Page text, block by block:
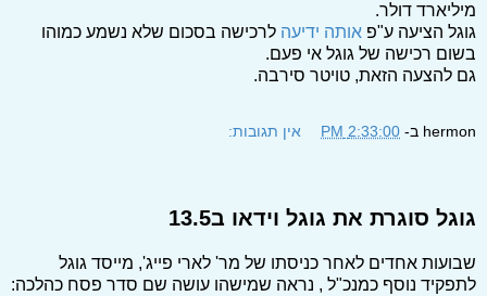
מיליארד דולר.
גוגל הציעה ע"פ אותה ידיעה לרכישה בסכום שלא נשמע כמוהו
בשום רכישה של גוגל אי פעם.
גם להצעה הזאת, טויטר סירבה.
hermon ב- 2:33:00 PM אין תגובות:
גוגל סוגרת את גוגל וידאו ב13.5
שבועות אחדים לאחר כניסתו של מר' לארי פייג', מייסד גוגל
לתפקיד נוסף כמנכ"ל , נראה שמישהו עושה שם סדר פסח כהלכה: